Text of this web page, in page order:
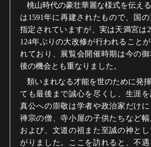
桃山時代の豪壮華麗な様式を伝え
は1591年に再建されたもので、国
指定されていますが、実は天満宮は
124年ぶりの大改修が行われること
れており、展覧会開催時期は今の
後の機会とも重なりました。
類いまれなる才能を世のために発
ても最後まで誠心を尽くし、生涯
真公への崇敬は学者や政治家だけに
禅宗の僧、寺小屋の子供たちなど
および、文道の祖また至誠の神と
がりました。ここを訪れると、不